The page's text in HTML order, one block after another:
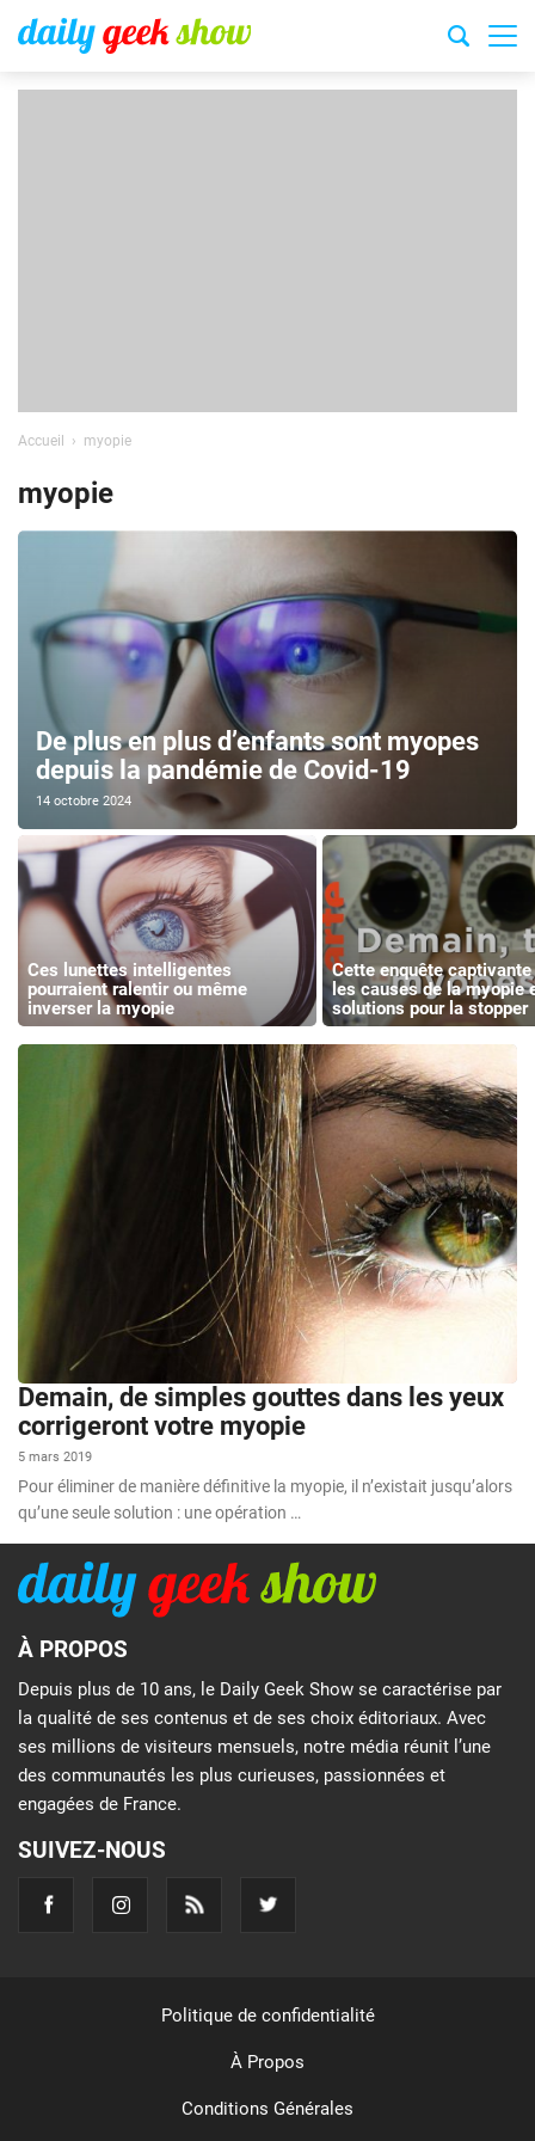
Accueil myopie
myopie
De plus en plus d’enfants sont myopes
depuis la pandémie de Covid-19
14 octobre 2024
Ces lunettes intelligentes
pourraient ralentir ou même
inverser la myopie
Cette enquête
les causes de la myopie
solutions pour la stopper
Demain, de simples gouttes dans les yeux
corrigeront votre myopie
5 mars 2019
Pour éliminer de manière définitive la myopie, il n’existait jusqu’alors
qu’une seule solution : une opération …
À PROPOS
Depuis plus de 10 ans, le Daily Geek Show se caractérise par
la qualité de ses contenus et de ses choix éditoriaux. Avec
ses millions de visiteurs mensuels, notre média réunit l’une
des communautés les plus curieuses, passionnées et
engagées de France.
SUIVEZ-NOUS
Politique de confidentialité
À Propos
Conditions Générales